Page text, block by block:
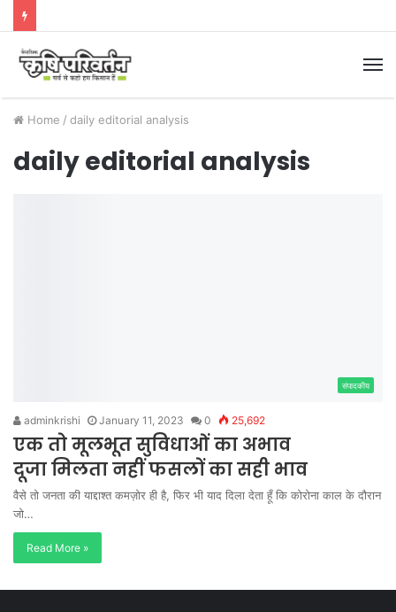
Home / daily editorial analysis
daily editorial analysis
संपादकीय
adminkrishi January 11, 2023 0 25,692
एक तो मूलभूत सुविधाओं का अभाव
दूजा मिलता नहीं फसलों का सही भाव
वैसे तो जनता की याद्दाश्त कमज़ोर ही है, फिर भी याद दिला देता हूँ कि कोरोना काल के दौरान
जो…
Read More »